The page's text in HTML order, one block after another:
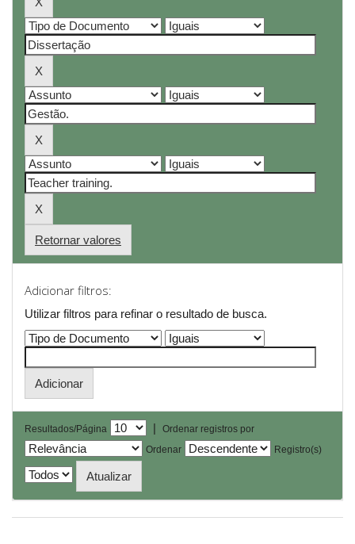
Retornar valores
Adicionar filtros:
Utilizar filtros para refinar o resultado de busca.
Resultados/Página |
Ordenar registros por
Ordenar
Registro(s)